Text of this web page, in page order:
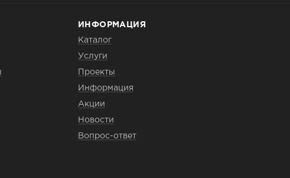
ИНФОРМАЦИЯ
Каталог
Услуги
Проекты
Информация
Акции
Новости
Вопрос-ответ